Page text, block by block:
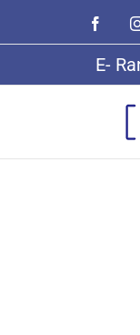
content
E-